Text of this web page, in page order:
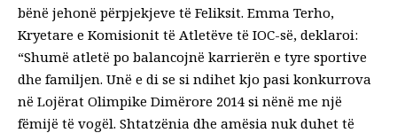
bënë jehonë përpjekjeve të Feliksit. Emma Terho,
Kryetare e Komisionit të Atletëve të IOC-së, deklaroi:
“Shumë atletë po balancojnë karrierën e tyre sportive
dhe familjen. Unë e di se si ndihet kjo pasi konkurrova
në Lojërat Olimpike Dimërore 2014 si nënë me një
fëmijë të vogël. Shtatzënia dhe amësia nuk duhet të